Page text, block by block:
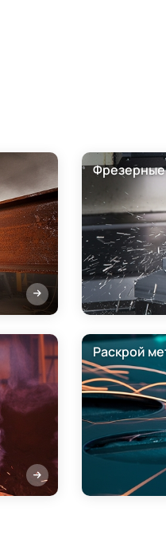
Раскрой